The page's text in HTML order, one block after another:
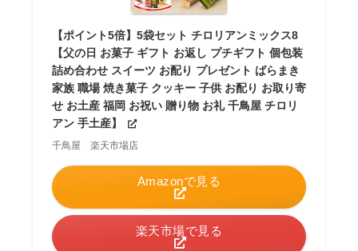
【ポイント5倍】5袋セット チロリアンミックス8
【父の日 お菓子 ギフト お返し プチギフト 個包装
詰め合わせ スイーツ お配り プレゼント ばらまき
家族 職場 焼き菓子 クッキー 子供 お配り お取り寄
せ お土産 福岡 お祝い 贈り物 お礼 千鳥屋 チロリ
アン 手土産】
千鳥屋 楽天市場店
Amazonで見る
楽天市場で見る